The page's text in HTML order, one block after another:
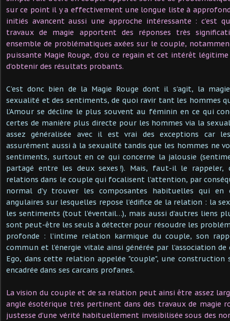
sur ce point il y a effectivement une longue liste à
initiés avancent aussi une approche intéressante : c’est
travaux de magie apportent des réponses très
ensemble de problématiques axées sur le couple,
puissante Magie Rouge, d’où ce regain et cet intérêt
d’obtenir des résultats probants.
C’est donc bien de la Magie Rouge dont il s’agit, la
sexualité et des sentiments, de quoi ravir tant les hommes
l’Amour se décline le plus souvent au féminin en ce qui
certes de manière plus directe pour les hommes via la
assez généralisée avec il est vrai des exceptions car
assurément aussi à la sexualité tandis que les hommes ne
sentiments, surtout en ce qui concerne la jalousie
partagé entre les deux sexes !). Mais, faut-il le
relations dans le couple qui focalisent l’attention, par
normal d’y trouver les composantes habituelles qui en
angulaires sur lesquelles repose l’édifice de la relation : la
les sentiments (tout l’éventail…), mais aussi d’autres liens
sont peut-être les seuls à détecter pour résoudre les
profonde : l’intime relation karmique du couple, son
commun et l’énergie vitale ainsi générée par l’association
Ego, dans cette relation appelée "couple", une
encadrée dans ses carcans profanes.
La vision du couple et de sa relation peut ainsi être assez
angle ésotérique très pertinent dans des travaux de magie
justesse d’une vérité habituellement invisibilisée sous des